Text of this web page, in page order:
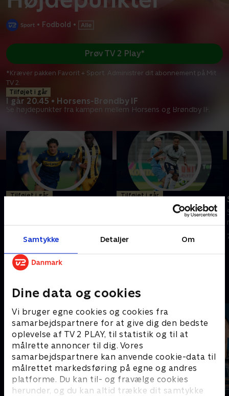
Samtykke Detaljer Om
Dine data og cookies
Vi bruger egne cookies og cookies fra
samarbejdspartnere for at give dig den bedste
oplevelse af TV 2 PLAY, til statistik og til at
målrette annoncer til dig. Vores
samarbejdspartnere kan anvende cookie-data til
målrettet markedsføring på egne og andres
platforme. Du kan til- og fravælge cookies
herunder, og du kan altid trække dit samtykke
• Fodbold •
Tilføjet i går
I går 20.45 • Horsens-Brøndby IF
Se højdepunkter fra kampen mellem Horsens og Brøndby IF.
Prøv TV 2 Play*
*Kræver pakken Favorit + Sport. Administrer dit abonnement på Mit
TV 2.
Tilføjet i går Tilføjet i går
Randers FC-Lyngby
mellem Randers FC og Lyngby
Andre så også